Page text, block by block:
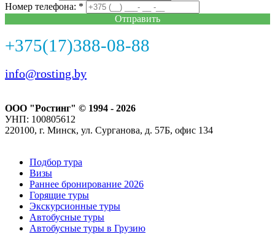
Номер телефона: *
Отправить
+375(17)388-08-88
info@rosting.by
ООО "Ростинг" © 1994 - 2026
УНП: 100805612
220100, г. Минск, ул. Сурганова, д. 57Б, офис 134
Подбор тура
Визы
Раннее бронирование 2026
Горящие туры
Экскурсионные туры
Автобусные туры
Автобусные туры в Грузию